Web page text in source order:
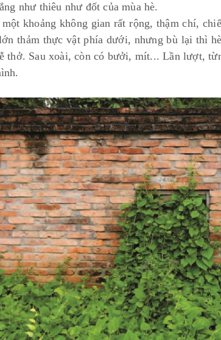
như thiêu như đốt của mùa hè.
khoảng không gian rất rộng, thậm chí,
thảm thực vật phía dưới, nhưng bù lại thì
thở. Sau xoài, còn có bưởi, mít... Lần lượt,